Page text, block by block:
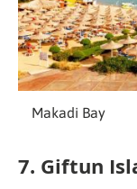
Makadi Bay
7. Giftun